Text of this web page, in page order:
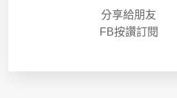
分享給朋友
FB按讚訂閱